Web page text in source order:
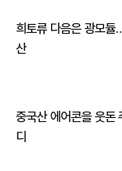
희토류 다음은 광모듈
산
중국산 에어콘을 웃돈
디